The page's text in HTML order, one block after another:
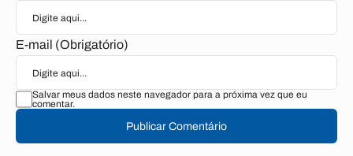
E-mail (Obrigatório)
Salvar meus dados neste navegador para a próxima vez que eu
comentar.
Publicar Comentário